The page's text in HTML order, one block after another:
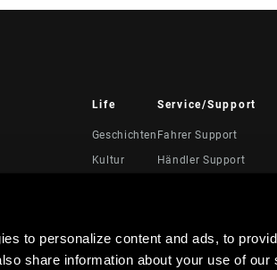
to personalize content and ads, to
share information about your use of our
Life
Geschichten
Kultur
Service/Support
Fahrer Support
Händler Support